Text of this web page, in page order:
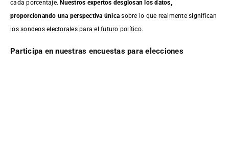
cada porcentaje.Nuestros expertos desglosan los datos,
proporcionando una perspectiva única sobre lo que realmente significan
los sondeos electorales para el futuro político.
Participa en nuestras encuestas para elecciones